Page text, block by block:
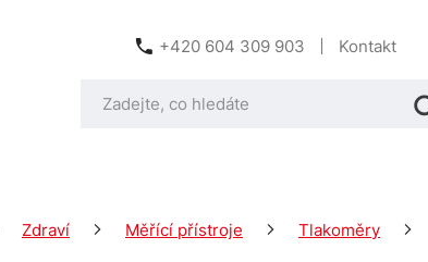
+420 604 309 903 Kontakt
Zdraví Měřící přístroje Tlakoměry